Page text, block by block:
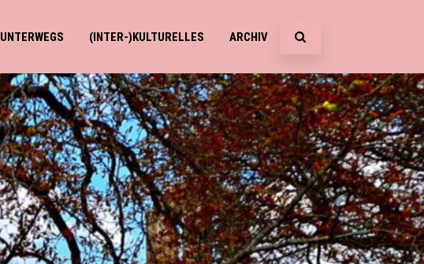
UNTERWEGS (INTER-)KULTURELLES ARCHIV